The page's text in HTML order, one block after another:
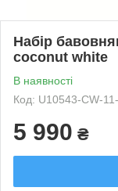
Набір
coconut white
В наявності
Код: U10543-CW-11-
5 990 ₴